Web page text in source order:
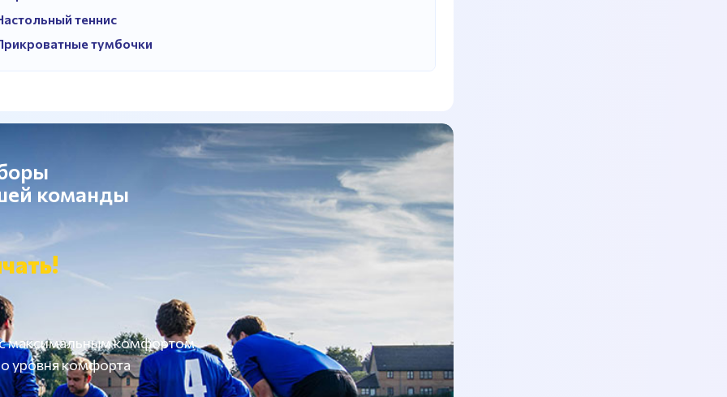
теннис
тумбочки
команды
максимальным комфортом
уровня комфорта